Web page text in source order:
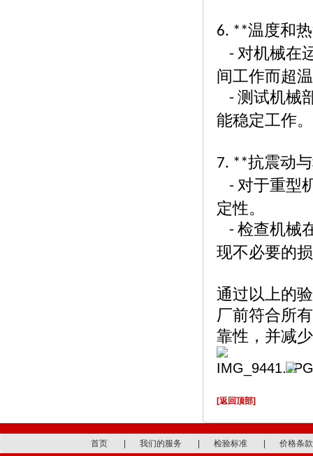
6. **温度和
- 对机械在
间工作而超
- 测试机械
能稳定工作。
7. **抗震动
- 对于重型
定性。
- 检查机械
现不必要的
通过以上的
厂前符合所
靠性，并减
[返回顶部]
首页 我们的服务 检验标准 价格条款